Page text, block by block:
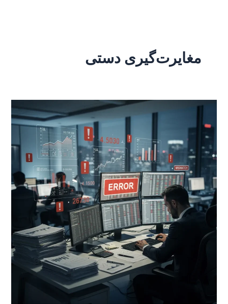
مغایرت‌گیری دستی
دستی،
ریسک
مالی
جدی
برای
سازمان
است؟